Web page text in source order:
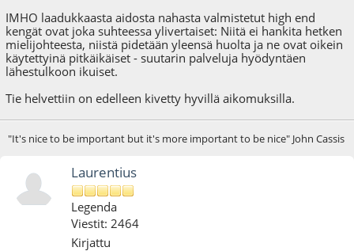
IMHO laadukkaasta aidosta nahasta valmistetut high end
kengät ovat joka suhteessa ylivertaiset: Niitä ei hankita hetken
mielijohteesta, niistä pidetään yleensä huolta ja ne ovat oikein
käytettyinä pitkäikäiset - suutarin palveluja hyödyntäen
lähestulkoon ikuiset.
Tie helvettiin on edelleen kivetty hyvillä aikomuksilla.
"It's nice to be important but it's more important to be nice" John Cassis
Laurentius
Legenda
Viestit: 2464
Kirjattu